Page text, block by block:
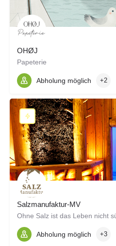
OHØJ
Papeterie
Abholung möglich +2
Salzmanufaktur-MV
Ohne Salz ist das Leben nicht
Abholung möglich +3